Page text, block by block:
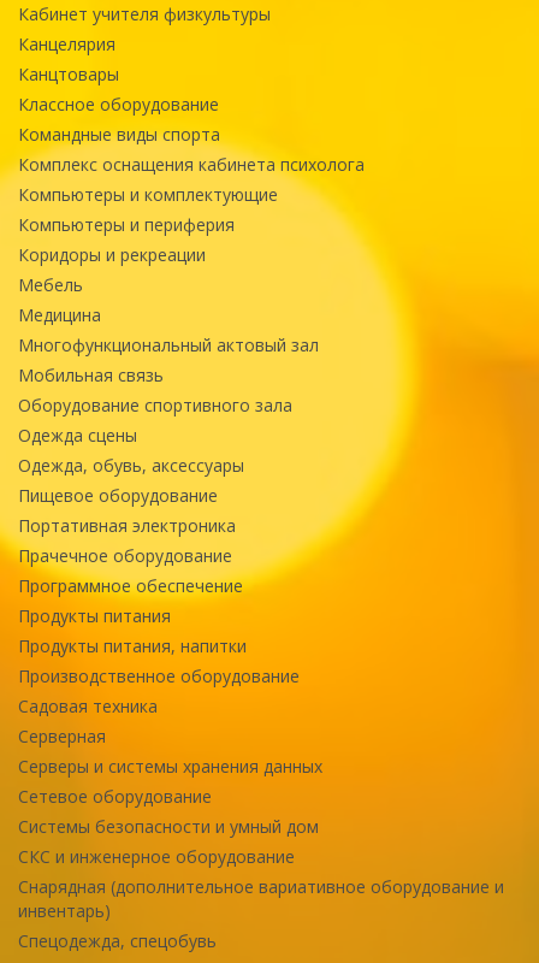
Кабинет учителя физкультуры
Канцелярия
Канцтовары
Классное оборудование
Командные виды спорта
Комплекс оснащения кабинета психолога
Компьютеры и комплектующие
Компьютеры и периферия
Коридоры и рекреации
Мебель
Медицина
Многофункциональный актовый зал
Мобильная связь
Оборудование спортивного зала
Одежда сцены
Одежда, обувь, аксессуары
Пищевое оборудование
Портативная электроника
Прачечное оборудование
Программное обеспечение
Продукты питания
Продукты питания, напитки
Производственное оборудование
Садовая техника
Серверная
Серверы и системы хранения данных
Сетевое оборудование
Системы безопасности и умный дом
СКС и инженерное оборудование
Снарядная (дополнительное вариативное оборудование и
инвентарь)
Спецодежда, спецобувь